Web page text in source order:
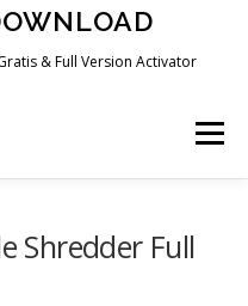
& Full Version Activator
Menu
Shredder Full